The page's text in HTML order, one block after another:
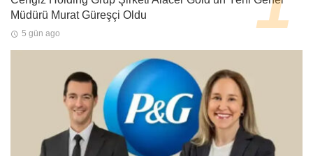
Müdürü Murat Güreşçi Oldu
5 gün ago